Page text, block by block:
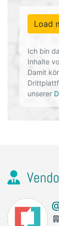
Load
Ich bin
Inhalte
Damit
unserer